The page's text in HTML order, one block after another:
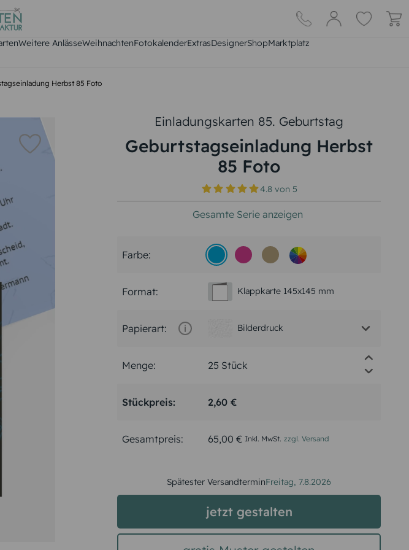
Weitere AnlässeWeihnachtenFotokalenderExtrasDesignerShopMarktplatz
Herbst 85 Foto
Einladungskarten 85. Geburtstag
Geburtstagseinladung Herbst
85 Foto
4.8von 5
Gesamte Serie anzeigen
Farbe:
Format: Klappkarte 145x145 mm
Papierart: Bilderdruck
Menge:
Stückpreis: 2,60 €
Gesamtpreis: 65,00 € Inkl. MwSt. zzgl. Versand
Spätester VersandterminFreitag, 7.8.2026
jetzt gestalten